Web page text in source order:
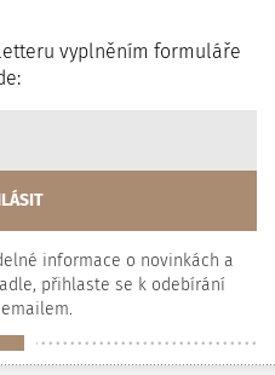
vyplněním formuláře
informace o novinkách a
přihlaste se k odebírání